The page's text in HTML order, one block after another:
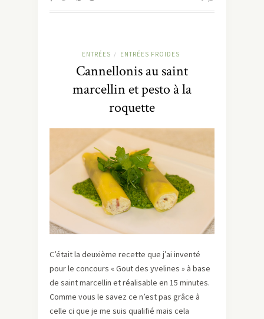
ENTRÉES / ENTRÉES FROIDES
Cannellonis au saint
marcellin et pesto à la
roquette
C’était la deuxième recette que j’ai inventé
pour le concours « Gout des yvelines » à base
de saint marcellin et réalisable en 15 minutes.
Comme vous le savez ce n’est pas grâce à
celle ci que je me suis qualifié mais cela